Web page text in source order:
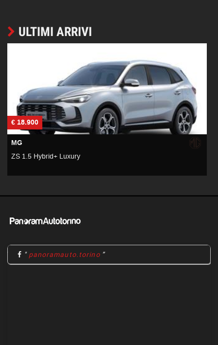
ULTIMI ARRIVI
€ 18.900
MG
ZS 1.5 Hybrid+ Luxury
" panoramauto.torino